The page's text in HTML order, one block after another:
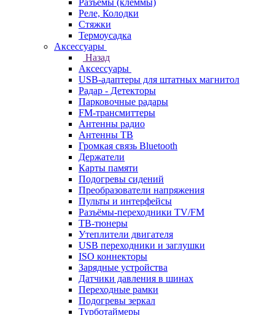
Разъемы (клеммы)
Реле, Колодки
Стяжки
Термоусадка
Аксессуары
Назад
Аксессуары
USB-адаптеры для штатных магнитол
Радар - Детекторы
Парковочные радары
FM-трансмиттеры
Антенны радио
Антенны ТВ
Громкая связь Bluetooth
Держатели
Карты памяти
Подогревы сидений
Преобразователи напряжения
Пульты и интерфейсы
Разъёмы-переходники TV/FM
ТВ-тюнеры
Утеплители двигателя
USB переходники и заглушки
ISO коннекторы
Зарядные устройства
Датчики давления в шинах
Переходные рамки
Подогревы зеркал
Турботаймеры